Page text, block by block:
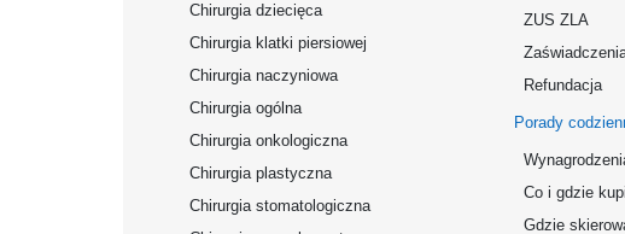
Chirurgia dziecięca
Chirurgia klatki piersiowej
Chirurgia naczyniowa
Chirurgia ogólna
Chirurgia onkologiczna
Chirurgia plastyczna
Chirurgia stomatologiczna
ZUS ZLA
Refundacja
Porady
Co i gdzie
Gdzie